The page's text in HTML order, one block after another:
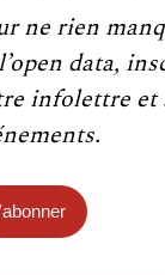
ne rien
data,
infolettre et